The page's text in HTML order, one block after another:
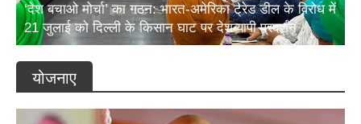
21 जुलाई को दिल्ली के किसान घाट पर देशव्यापी प्रदर्शन
योजनाए